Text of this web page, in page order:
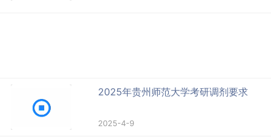
2025年贵州师范大学考研调剂要求
2025-4-9